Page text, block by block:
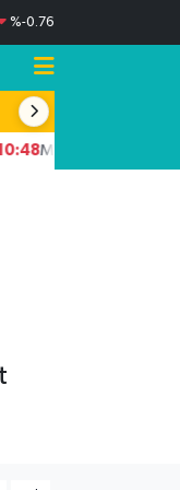
%-0.76
MURAT ALAGÖZ